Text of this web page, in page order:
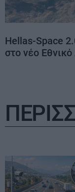
Hellas-Space
στο νέο